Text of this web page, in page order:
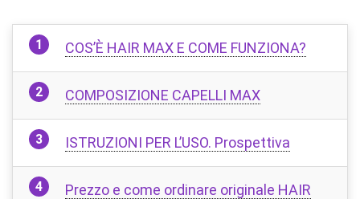
COS’È HAIR MAX E COME FUNZIONA?
COMPOSIZIONE CAPELLI MAX
ISTRUZIONI PER L’USO. Prospettiva
Prezzo e come ordinare originale HAIR